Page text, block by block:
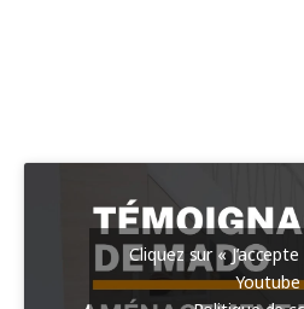
Cliquez sur «
Youtube